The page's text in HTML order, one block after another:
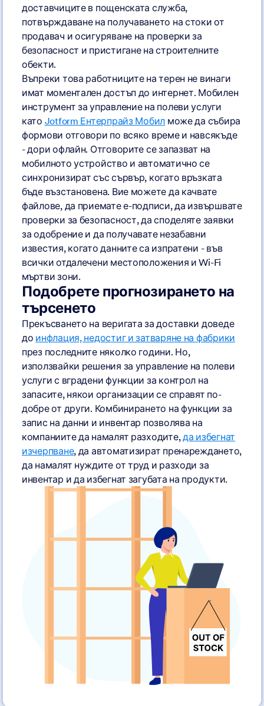
доставчиците в пощенската служба,
потвърждаване на получаването на стоки от
продавач и осигуряване на проверки за
безопасност и пристигане на строителните
обекти.
Въпреки това работниците на терен не винаги
имат моментален достъп до интернет. Мобилен
инструмент за управление на полеви услуги
като Jotform Ентерпрайз Мобил може да събира
формови отговори по всяко време и навсякъде
- дори офлайн. Отговорите се запазват на
мобилното устройство и автоматично се
синхронизират със сървър, когато връзката
бъде възстановена. Вие можете да качвате
файлове, да приемате е-подписи, да извършвате
проверки за безопасност, да споделяте заявки
за одобрение и да получавате незабавни
известия, когато данните са изпратени - във
всички отдалечени местоположения и Wi-Fi
мъртви зони.
Подобрете прогнозирането на
търсенето
Прекъсването на веригата за доставки доведе
до инфлация, недостиг и затваряне на фабрики
през последните няколко години. Но,
използвайки решения за управление на полеви
услуги с вградени функции за контрол на
запасите, някои организации се справят по-
добре от други. Комбинирането на функции за
запис на данни и инвентар позволява на
компаниите да намалят разходите,да избегнат
изчерпване, да автоматизират пренареждането,
да намалят нуждите от труд и разходи за
инвентар и да избегнат загубата на продукти.